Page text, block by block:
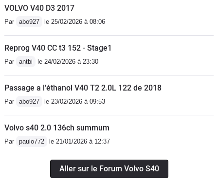
VOLVO V40 D3 2017
Par abo927 le 25/02/2026 à 08:06
Reprog V40 CC t3 152 - Stage1
Par antbi le 24/02/2026 à 23:30
Passage a l'éthanol V40 T2 2.0L 122 de 2018
Par abo927 le 23/02/2026 à 09:53
Volvo s40 2.0 136ch summum
Par paulo772 le 21/01/2026 à 12:37
Aller sur le Forum Volvo S40